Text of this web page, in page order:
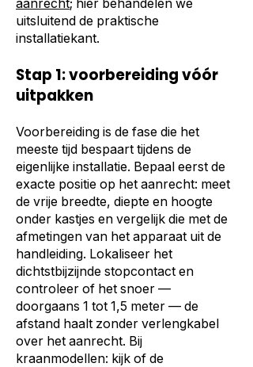
aanrecht; hier behandelen we
uitsluitend de praktische
installatiekant.
Stap 1: voorbereiding vóór
uitpakken
Voorbereiding is de fase die het
meeste tijd bespaart tijdens de
eigenlijke installatie. Bepaal eerst de
exacte positie op het aanrecht: meet
de vrije breedte, diepte en hoogte
onder kastjes en vergelijk die met de
afmetingen van het apparaat uit de
handleiding. Lokaliseer het
dichtstbijzijnde stopcontact en
controleer of het snoer —
doorgaans 1 tot 1,5 meter — de
afstand haalt zonder verlengkabel
over het aanrecht. Bij
kraanmodellen: kijk of de